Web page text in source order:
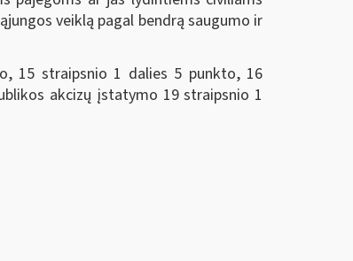
veiklą pagal bendrą saugumo ir
15 straipsnio 1 dalies 5 punkto, 16
akcizų įstatymo 19 straipsnio 1